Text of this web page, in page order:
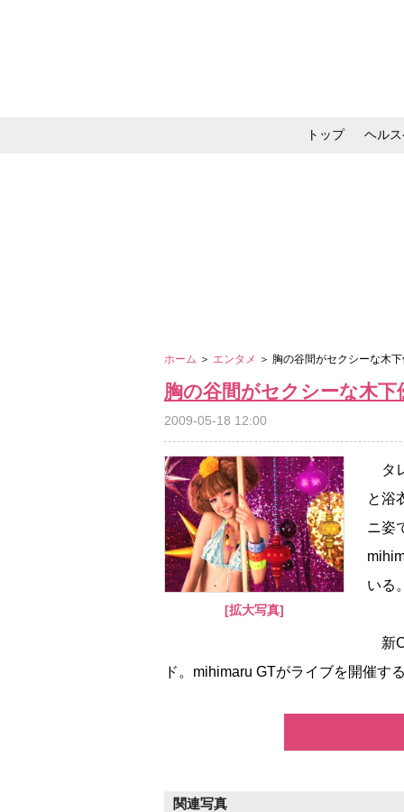
トップ ヘル
ホーム ＞ エンタメ ＞ 胸の谷間がセクシーな木
胸の谷間がセクシーな木
2009-05-18 12:00
[拡大写真]
タ
と浴
ニ姿
いる
新
ド。mihimaru GTがライブを開催す
関連写真